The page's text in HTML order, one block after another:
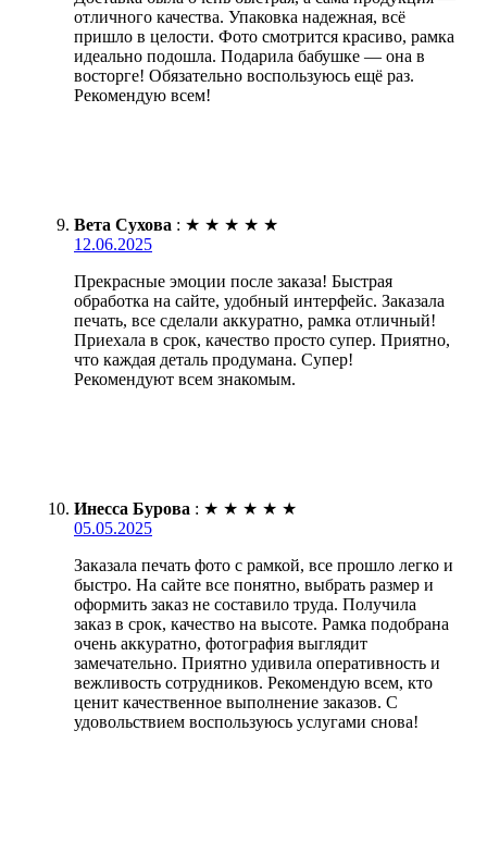
отличного качества. Упаковка надежная, всё
пришло в целости. Фото смотрится красиво, рамка
идеально подошла. Подарила бабушке — она в
восторге! Обязательно воспользуюсь ещё раз.
Рекомендую всем!
Вета Сухова : ★ ★ ★ ★ ★
12.06.2025
Прекрасные эмоции после заказа! Быстрая
обработка на сайте, удобный интерфейс. Заказала
печать, все сделали аккуратно, рамка отличный!
Приехала в срок, качество просто супер. Приятно,
что каждая деталь продумана. Супер!
Рекомендуют всем знакомым.
Инесса Бурова : ★ ★ ★ ★ ★
05.05.2025
Заказала печать фото с рамкой, все прошло легко и
быстро. На сайте все понятно, выбрать размер и
оформить заказ не составило труда. Получила
заказ в срок, качество на высоте. Рамка подобрана
очень аккуратно, фотография выглядит
замечательно. Приятно удивила оперативность и
вежливость сотрудников. Рекомендую всем, кто
ценит качественное выполнение заказов. С
удовольствием воспользуюсь услугами снова!